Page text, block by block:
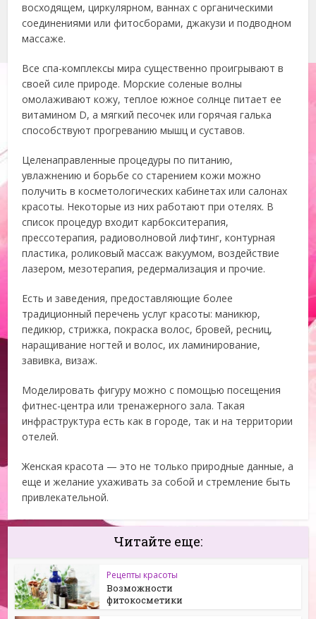
восходящем, циркулярном, ваннах с органическими
соединениями или фитосборами, джакузи и подводном
массаже.
Все спа-комплексы мира существенно проигрывают в
своей силе природе. Морские соленые волны
омолаживают кожу, теплое южное солнце питает ее
витамином D, а мягкий песочек или горячая галька
способствуют прогреванию мышц и суставов.
Целенаправленные процедуры по питанию,
увлажнению и борьбе со старением кожи можно
получить в косметологических кабинетах или салонах
красоты. Некоторые из них работают при отелях. В
список процедур входит карбокситерапия,
прессотерапия, радиоволновой лифтинг, контурная
пластика, роликовый массаж вакуумом, воздействие
лазером, мезотерапия, редермализация и прочие.
Есть и заведения, предоставляющие более
традиционный перечень услуг красоты: маникюр,
педикюр, стрижка, покраска волос, бровей, ресниц,
наращивание ногтей и волос, их ламинирование,
завивка, визаж.
Моделировать фигуру можно с помощью посещения
фитнес-центра или тренажерного зала. Такая
инфраструктура есть как в городе, так и на территории
отелей.
Женская красота — это не только природные данные, а
еще и желание ухаживать за собой и стремление быть
привлекательной.
Читайте еще:
Рецепты красоты
Возможности
фитокосметики